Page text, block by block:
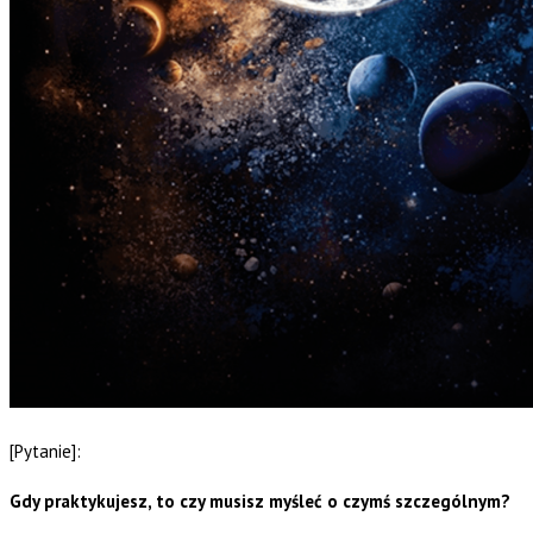
[Pytanie]:
Gdy praktykujesz, to czy musisz myśleć o czymś szczególnym?